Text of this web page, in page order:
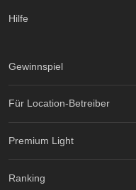
Hilfe
Gewinnspiel
Für Location-Betreiber
Premium Light
Ranking